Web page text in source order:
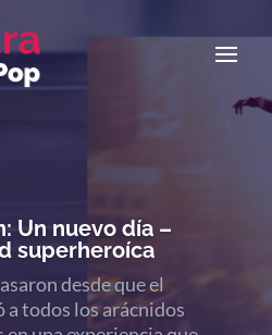
/ nuevos mitos